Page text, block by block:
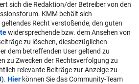
sich die Redaktion/der Betreiber von den
KMM behält sich
Recht verstoßende, den guten
widersprechende bzw. dem Ansehen von
zu löschen, diesbezüglichen
dem betreffenden User geltend zu
zu Zwecken der Rechtsverfolgung zu
relevante Beiträge zur Anzeige zu
). Hier können Sie das Community-Team